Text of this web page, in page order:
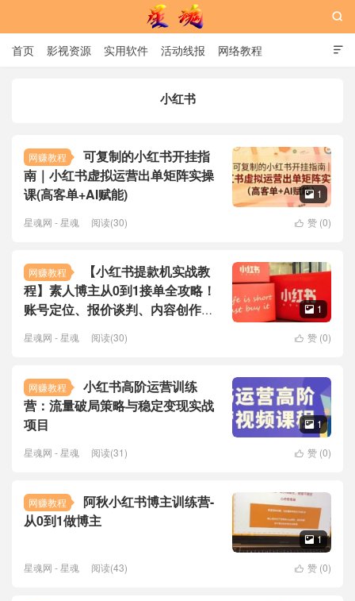

首页 影视资源 实用软件 活动线报 网络教程

小红书
网赚教程
可复制的小红书开挂指
南｜小红书虚拟运营出单矩阵实操
课(高客单+AI赋能)
 1
 赞 (0)
星魂网 - 星魂 阅读(30)
网赚教程
【小红书提款机实战教
程】素人博主从0到1接单全攻略！
账号定位、报价谈判、内容创作到
 1
 赞 (0)
星魂网 - 星魂 阅读(30)
网赚教程
小红书高阶运营训练
营：流量破局策略与稳定变现实战
项目
 1
 赞 (0)
星魂网 - 星魂 阅读(31)
网赚教程
阿秋小红书博主训练营-
从0到1做博主
 1
 赞 (0)
星魂网 - 星魂 阅读(43)